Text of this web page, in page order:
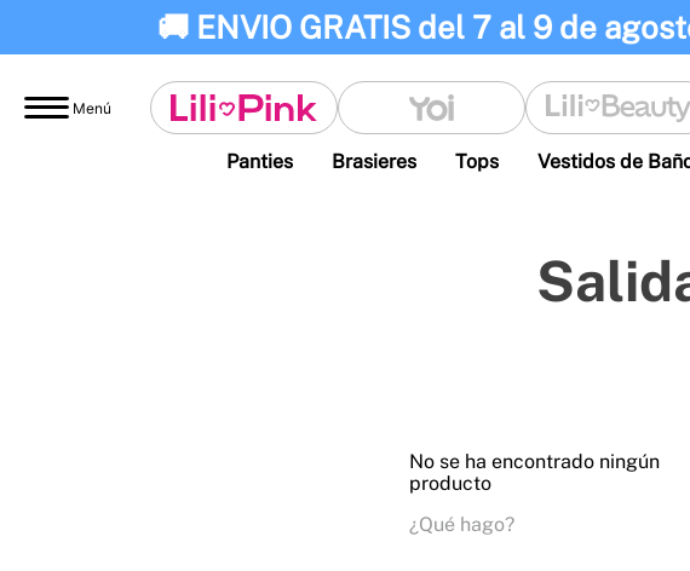
🚚 ENVIO GRATIS del 7 al 9 de
Menú
Panties Brasieres Tops Vestidos de
No se ha encontrado ningún
producto
¿Qué hago?